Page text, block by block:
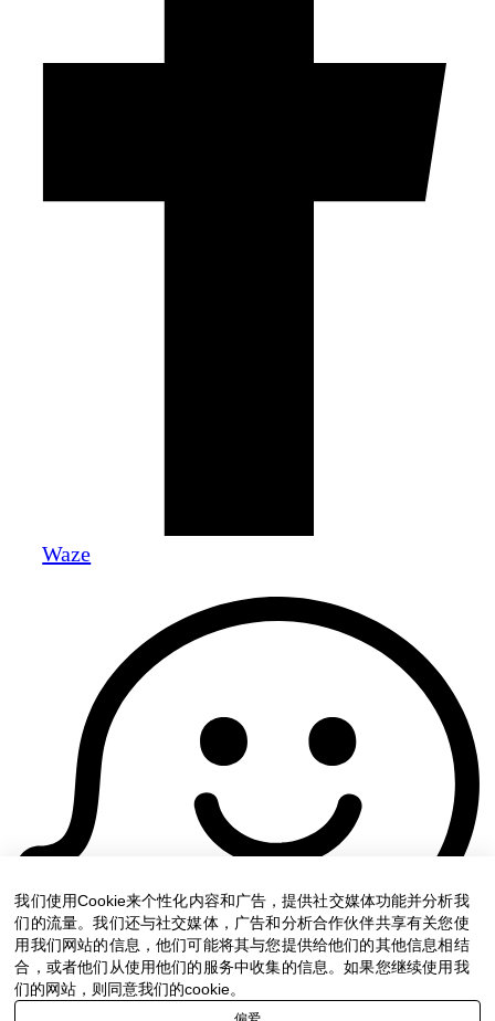
Waze
我们使用Cookie来个性化内容和广告，提供社交媒体功能并分析我
们的流量。我们还与社交媒体，广告和分析合作伙伴共享有关您使
用我们网站的信息，他们可能将其与您提供给他们的其他信息相结
合，或者他们从使用他们的服务中收集的信息。如果您继续使用我
们的网站，则同意我们的cookie。